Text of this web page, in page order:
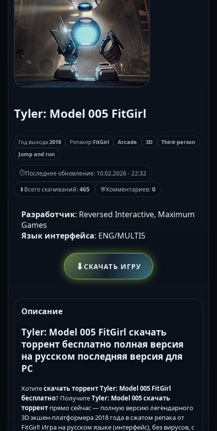
Tyler: Model 005 FitGirl
Год выхода:2018 Репакер:FitGirl Arcade 3D
Third-person
Jump and run
🕒Последнее обновление: 10.02.2026 - 22:32
⬇Всего скачиваний:465 💬Комментариев:0
Разработчик: Reversed Interactive, Maximum
Games
Язык интерфейса: ENG/MULTI5
⬇СКАЧАТЬ ИГРУ
Описание
Tyler: Model 005 FitGirl скачать
торрент бесплатно полная версия
на русском последняя версия для
PC
Хотитескачать торрент Tyler: Model 005 FitGirl
бесплатно? ПолучитеTyler: Model 005 скачать
торрент прямо сейчас — полную версию легендарного
3D экшен-платформера 2018 года в сжатом репака от
FitGirl! Игра на русском языке (интерфейс), без вирусов, с